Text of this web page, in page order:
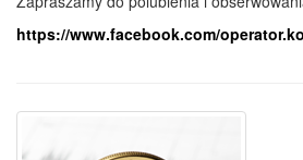
https://www.facebook.com/